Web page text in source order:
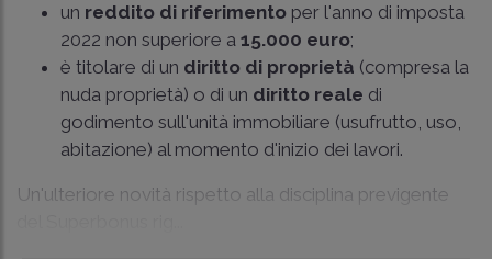
un reddito di riferimento per l'anno di imposta
2022 non superiore a 15.000 euro;
è titolare di un diritto di proprietà (compresa la
nuda proprietà) o di un diritto reale di
godimento sull'unità immobiliare (usufrutto, uso,
abitazione) al momento d'inizio dei lavori.
Un'ulteriore novità rispetto alla disciplina previgente